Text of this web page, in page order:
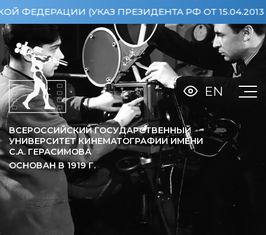
(УКАЗ ПРЕЗИДЕНТА РФ ОТ 15.04.2013 №360)
ВСЕРОССИЙСКИЙ ГОСУДАРСТВЕННЫЙ
УНИВЕРСИТЕТ КИНЕМАТОГРАФИИ ИМЕНИ
С.А. ГЕРАСИМОВА
ОСНОВАН В 1919Г.
EN